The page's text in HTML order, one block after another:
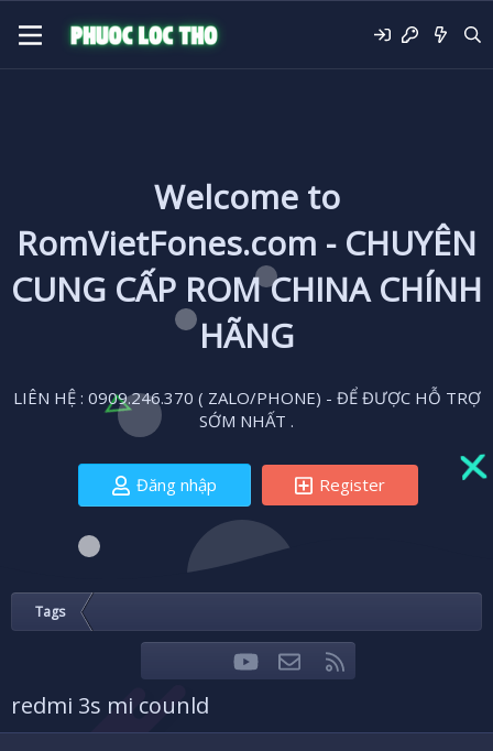
Welcome to
RomVietFones.com - CHUYÊN
CUNG CẤP ROM CHINA CHÍNH
HÃNG
LIÊN HỆ : 0909.246.370 ( ZALO/PHONE) - ĐỂ ĐƯỢC HỖ TRỢ
SỚM NHẤT .
Đăng nhập Register
Tags
FacebookTwitteryoutubeLiên hệ
redmi 3s mi counld